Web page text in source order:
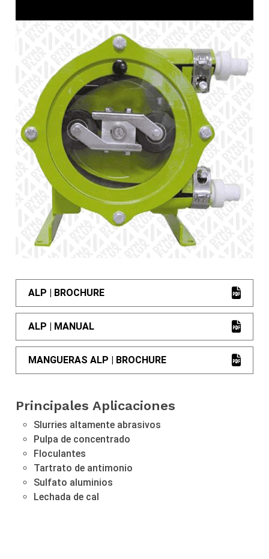
ALP | BROCHURE
ALP | MANUAL
MANGUERAS ALP | BROCHURE
Principales Aplicaciones
Slurries altamente abrasivos
Pulpa de concentrado
Floculantes
Tartrato de antimonio
Sulfato aluminios
Lechada de cal